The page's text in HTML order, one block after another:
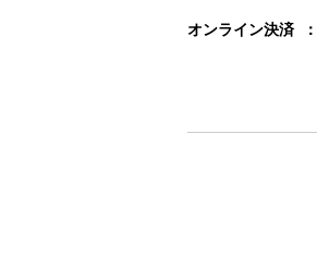
オンライン決済 ：